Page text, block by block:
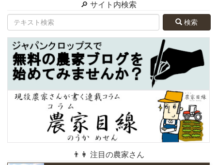
🔎 サイト内検索
検索
👨👩 注目の農家さん